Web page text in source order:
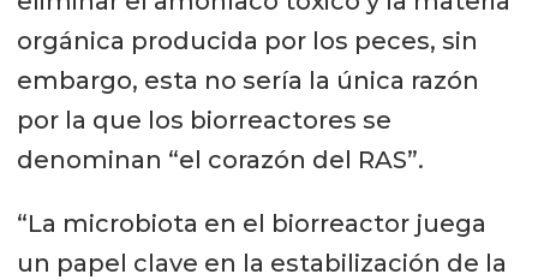
orgánica producida por los peces, sin
embargo, esta no sería la única razón
por la que los biorreactores se
denominan “el corazón del RAS”.
“La microbiota en el biorreactor juega
un papel clave en la estabilización de la